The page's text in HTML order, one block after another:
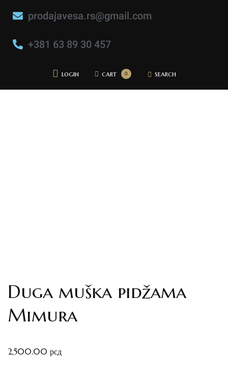
prodajavesa.rs@gmail.com
+381 63 89 30 457
login 0
cart search
Duga muška pidžama
Mimura
2,500.00 рсд